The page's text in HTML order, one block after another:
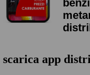
scarica app